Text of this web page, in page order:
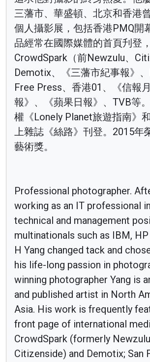
三藩市、華盛頓、北京和香港
個人攝影展，包括香港PMQ開
品經常在國際媒體的首頁刋登
CrowdSpark（前Newzulu、
Demotix、《三藩市紀事報》
Free Press、香港01、《信報
報》、《蘋果日報》、TVB等
權《Lonely Planet旅遊指南》
上雜誌《絲路》刊登。2015年
藝術獎。
Professional photographer.
working as an IT professional
technical and management
multinationals such as IBM, HP
H Yang changed tack and
his life-long passion in
winning photographer Yang is
and published artist in North
Asia. His work is frequently
front page of international
CrowdSpark (formerly
Citizenside) and Demotix; San